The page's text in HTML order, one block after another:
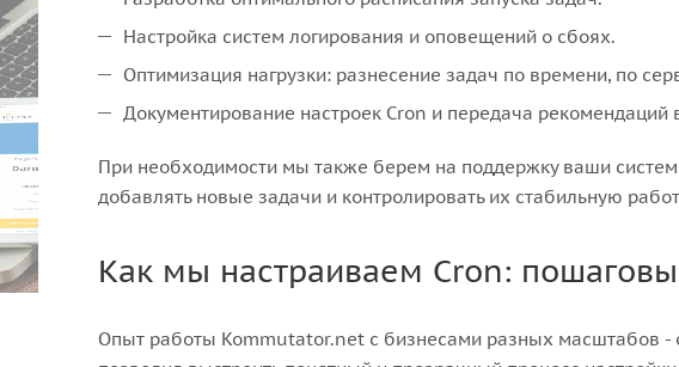
Настройка систем логирования и оповещений о сбоях.
Оптимизация нагрузки: разнесение задач по времени, по
Документирование настроек Cron и передача
При необходимости мы также берем на поддержку ваши
добавлять новые задачи и контролировать их стабильную
Как мы настраиваем Cron:
Опыт работы Kommutator.net с бизнесами разных масштабов -